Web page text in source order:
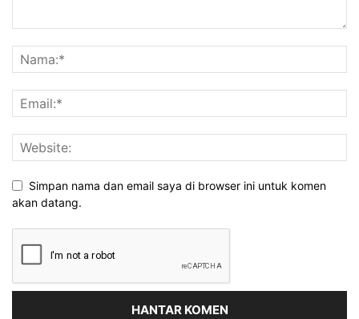
Simpan nama dan email saya di browser ini untuk komen
akan datang.